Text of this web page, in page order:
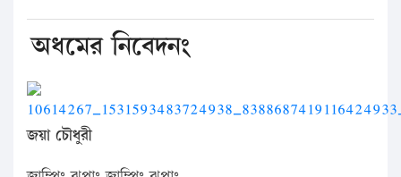
অধমের নিবেদনং
জয়া চৌধুরী